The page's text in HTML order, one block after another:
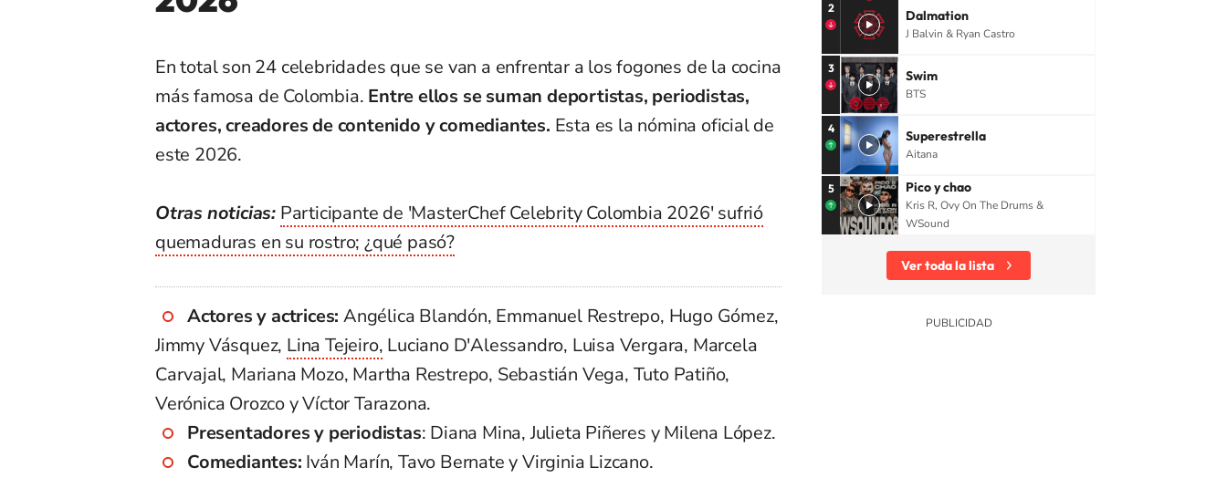
En total son 24 celebridades que se van a enfrentar a los fogones de la cocina
más famosa de Colombia. Entre ellos se suman deportistas, periodistas,
actores, creadores de contenido y comediantes. Esta es la nómina oficial de
este 2026.
Otras noticias: Participante de 'MasterChef Celebrity Colombia 2026' sufrió
quemaduras en su rostro; ¿qué pasó?
Actores y actrices: Angélica Blandón, Emmanuel Restrepo, Hugo Gómez,
Jimmy Vásquez, Lina Tejeiro, Luciano D'Alessandro, Luisa Vergara, Marcela
Carvajal, Mariana Mozo, Martha Restrepo, Sebastián Vega, Tuto Patiño,
Verónica Orozco y Víctor Tarazona.
Presentadores y periodistas: Diana Mina, Julieta Piñeres y Milena López.
Comediantes: Iván Marín, Tavo Bernate y Virginia Lizcano.
2 Dalmation
J Balvin & Ryan Castro
3 Swim
BTS
4 Superestrella
Aitana
5 Pico y chao
Kris R, Ovy On The Drums &
WSound
Ver toda la lista